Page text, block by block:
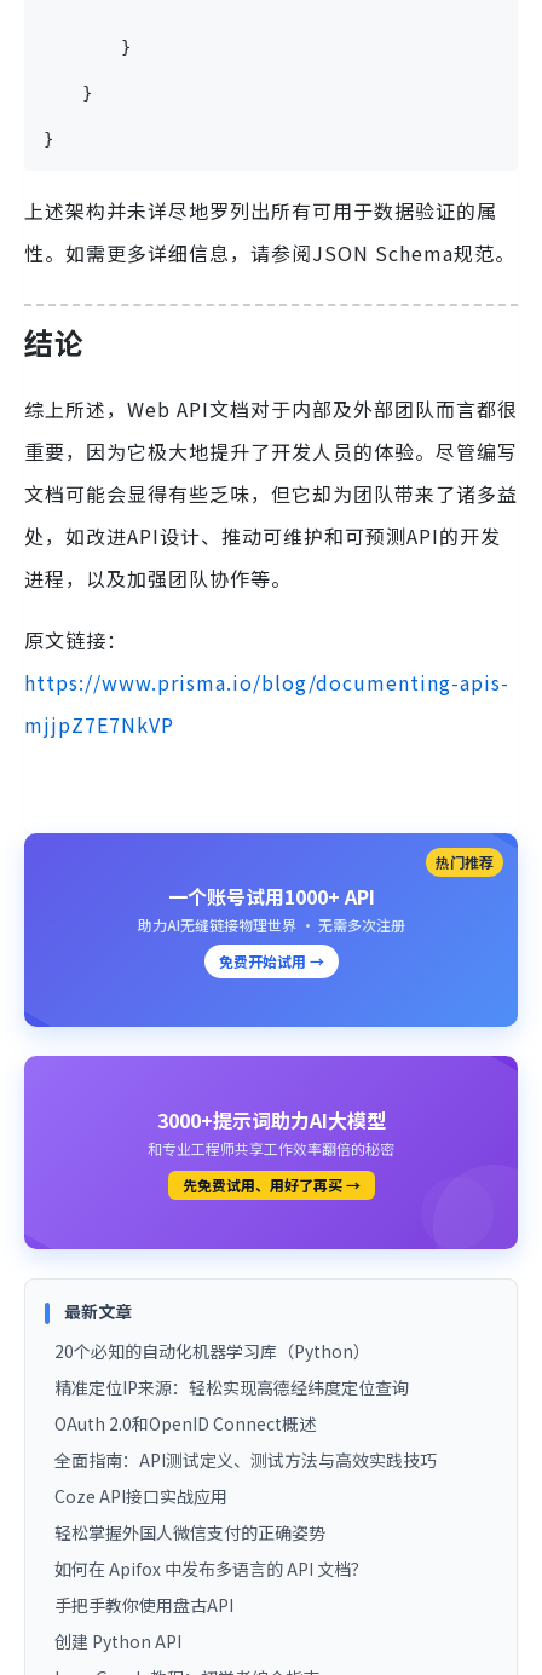
		}
	}
}
上述架构并未详尽地罗列出所有可用于数据验证的属
性。如需更多详细信息，请参阅JSON Schema规范。
结论
综上所述，Web API文档对于内部及外部团队而言都很
重要，因为它极大地提升了开发人员的体验。尽管编写
文档可能会显得有些乏味，但它却为团队带来了诸多益
处，如改进API设计、推动可维护和可预测API的开发
进程，以及加强团队协作等。
原文链接：
https://www.prisma.io/blog/documenting-apis-
mjjpZ7E7NkVP
热门推荐
一个账号试用1000+ API
助力AI无缝链接物理世界 · 无需多次注册
免费开始试用 →
3000+提示词助力AI大模型
和专业工程师共享工作效率翻倍的秘密
先免费试用、用好了再买 →
最新文章
20个必知的自动化机器学习库（Python）
精准定位IP来源：轻松实现高德经纬度定位查询
OAuth 2.0和OpenID Connect概述
全面指南：API测试定义、测试方法与高效实践技巧
Coze API接口实战应用
轻松掌握外国人微信支付的正确姿势
如何在 Apifox 中发布多语言的 API 文档？
手把手教你使用盘古API
创建 Python API